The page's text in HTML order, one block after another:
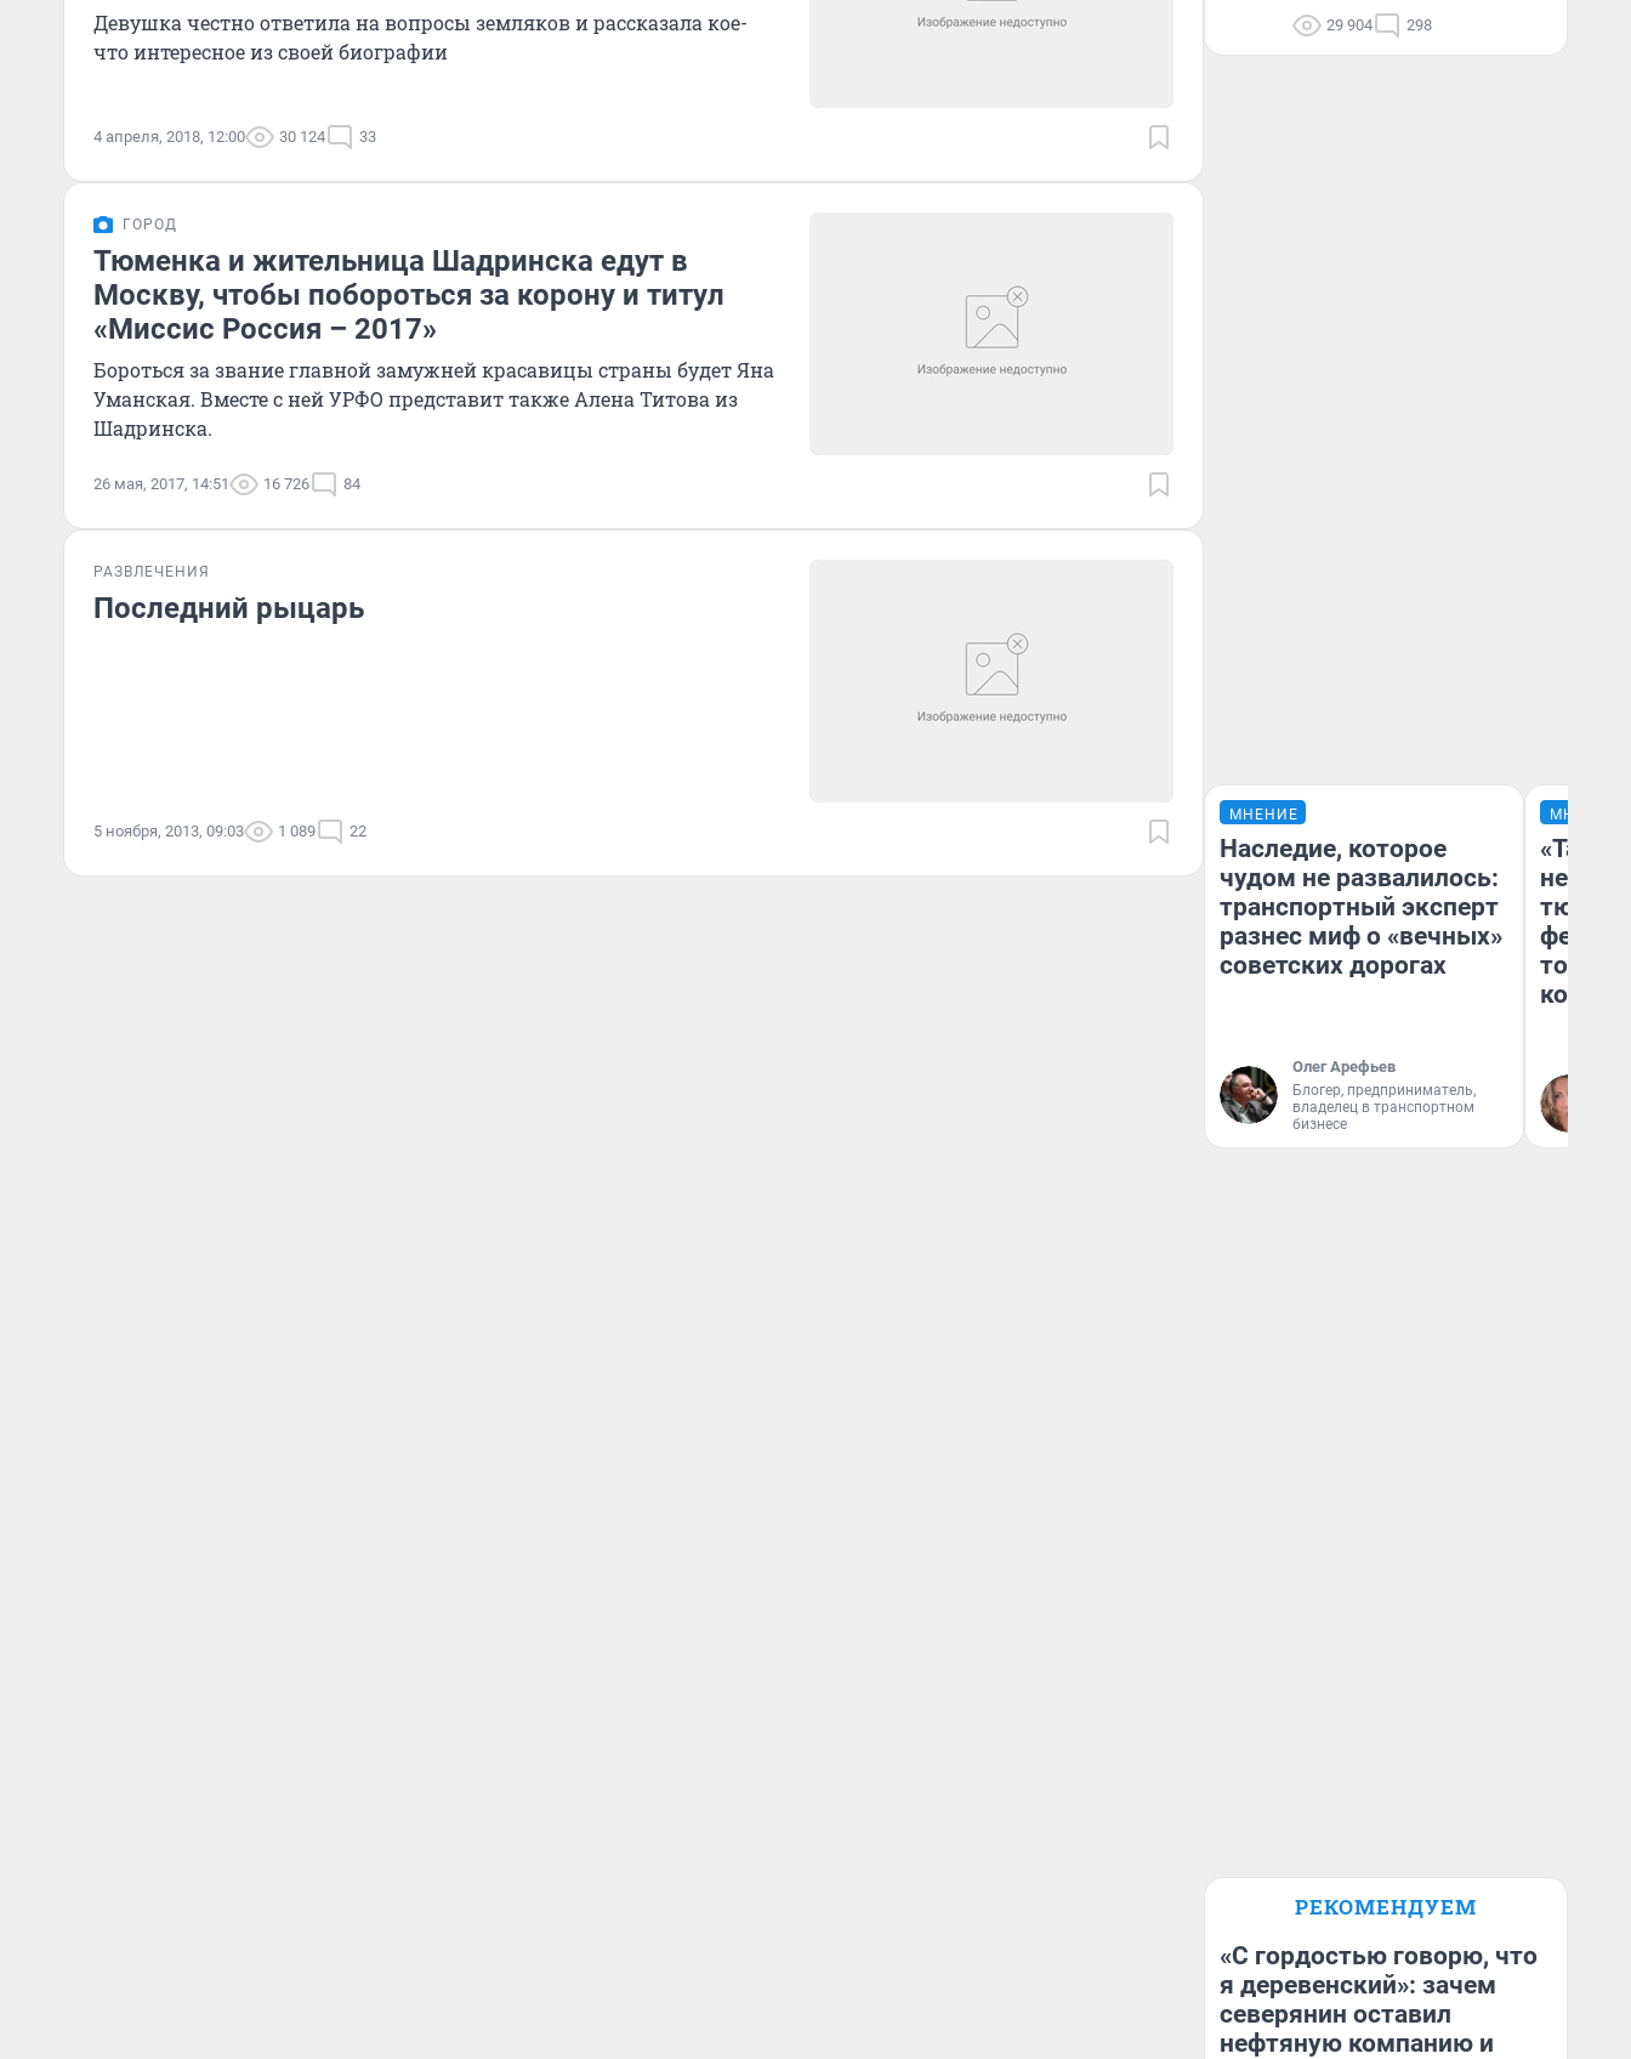
Девушка честно ответила на вопросы земляков и рассказала кое-
что интересное из своей биографии
4 апреля, 2018, 12:00 30 124 33
ГОРОД
Тюменка и жительница Шадринска едут в
Москву, чтобы побороться за корону и титул
«Миссис Россия – 2017»
Бороться за звание главной замужней красавицы страны будет Яна
Уманская. Вместе с ней УРФО представит также Алена Титова из
Шадринска.
26 мая, 2017, 14:51 16 726 84
РАЗВЛЕЧЕНИЯ
Последний рыцарь
5 ноября, 2013, 09:03 1 089 22
29 904 298
МНЕНИЕ
Наследие, которое
чудом не развалилось:
транспортный эксперт
разнес миф о «вечных»
советских дорогах
Олег Арефьев
Блогер, предприниматель,
владелец в транспортном
бизнесе
МНЕНИЕ
не
РЕКОМЕНДУЕМ
«С гордостью говорю, что
я деревенский»: зачем
северянин оставил
нефтяную компанию и